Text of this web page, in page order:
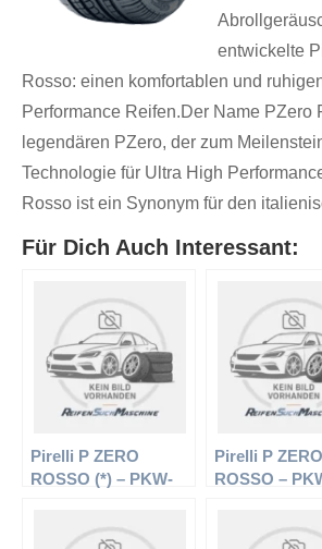
entwickelte
Rosso: einen komfortablen und
Performance Reifen.Der Name PZero
legendären PZero, der zum
Technologie für Ultra High
Rosso ist ein Synonym für den
Für Dich Auch Interessant:
Pirelli P ZERO
ROSSO (*) – PKW-
Pirelli P ZERO
ROSSO –